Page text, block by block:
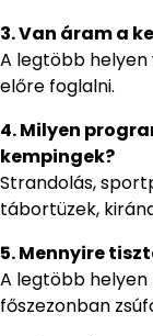
3. Van áram a
A legtöbb
előre foglalni.
4. Milyen
kempingek?
Strandolás,
tábortüzek,
5. Mennyire
A legtöbb
főszezonban